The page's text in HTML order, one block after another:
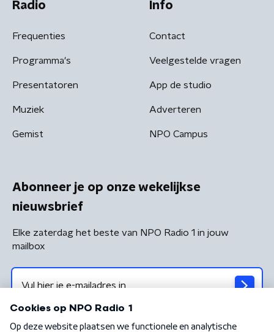
Radio
Frequenties
Programma's
Presentatoren
Muziek
Gemist
Info
Contact
Veelgestelde vragen
App de studio
Adverteren
NPO Campus
Abonneer je op onze wekelijkse
nieuwsbrief
Elke zaterdag het beste van NPO Radio 1 in jouw
mailbox